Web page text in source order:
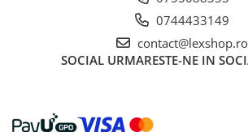
Decoratiuni si accesorii
Ghiozdane si rechizite
Lego Art
0744433149
contact@lexshop.ro
SOCIAL URMARESTE-NE IN